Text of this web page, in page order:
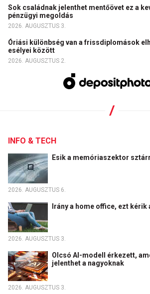
Sok családnak jelenthet mentőövet ez a
pénzügyi megoldás
2026. AUGUSZTUS 3.
Óriási különbség van a frissdiplomások
esélyei között
2026. AUGUSZTUS 2.
INFO & TECH
Esik a memóriaszektor
2026. AUGUSZTUS 6.
Irány a home office, ezt kérik
2026. AUGUSZTUS 3.
Olcsó AI-modell érkezett,
jelenthet a nagyoknak
2026. AUGUSZTUS 3.